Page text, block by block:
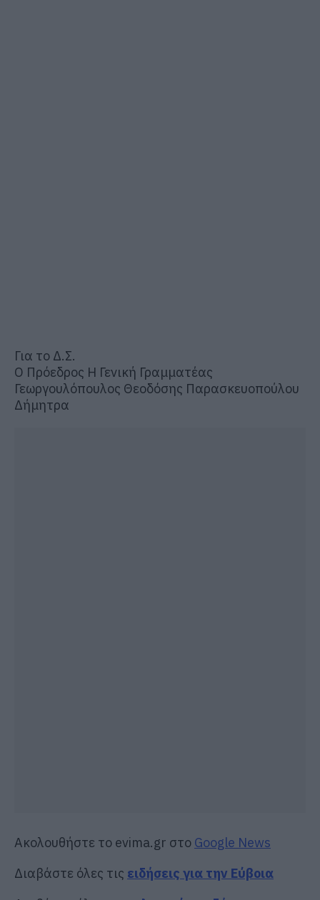
Για το Δ.Σ.
Ο Πρόεδρος Η Γενική Γραμματέας
Γεωργουλόπουλος Θεοδόσης Παρασκευοπούλου
Δήμητρα
Ακολουθήστε το evima.gr στο Google News
Διαβάστε όλες τις ειδήσεις για την Εύβοια